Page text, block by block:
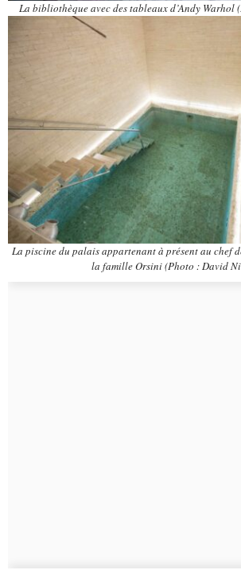
La bibliothèque avec des tableaux d’Andy
La piscine du palais appartenant à présent au chef
la famille Orsini (Photo : David